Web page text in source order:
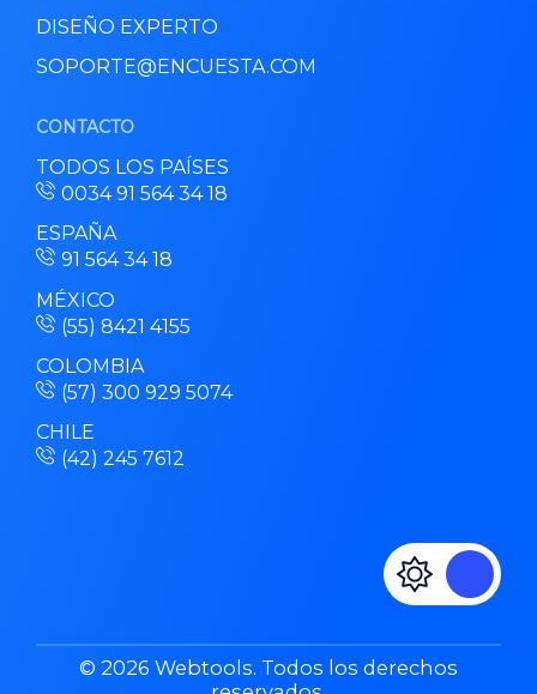
DISEÑO EXPERTO
SOPORTE@ENCUESTA.COM
CONTACTO
TODOS LOS PAÍSES
0034 91 564 34 18
ESPAÑA
91 564 34 18
MÉXICO
(55) 8421 4155
COLOMBIA
(57) 300 929 5074
CHILE
(42) 245 7612
© 2026 Webtools. Todos los derechos